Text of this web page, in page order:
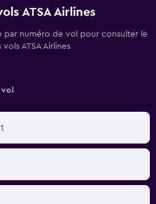
ATSA Airlines
par numéro de vol pour consulter le
vols ATSA Airlines